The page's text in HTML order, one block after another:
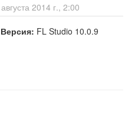
2014 г., 2:00
Версия: FL Studio 10.0.9